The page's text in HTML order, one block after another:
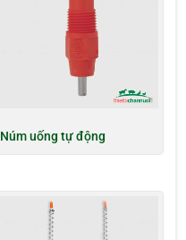
Núm uống tự động